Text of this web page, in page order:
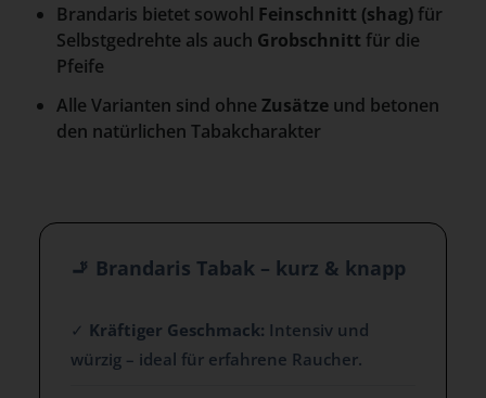
Brandaris bietet sowohl Feinschnitt (shag) für
Selbstgedrehte als auch Grobschnitt für die
Pfeife
Alle Varianten sind ohne Zusätze und betonen
den natürlichen Tabakcharakter
🚬 Brandaris Tabak – kurz & knapp
✓ Kräftiger Geschmack: Intensiv und
würzig – ideal für erfahrene Raucher.